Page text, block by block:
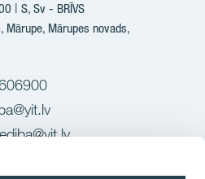
| S, Sv - BRĪVS
Mārupe, Mārupes novads,